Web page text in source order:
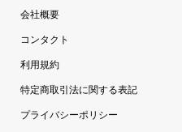
会社概要
コンタクト
利用規約
特定商取引法に関する表記
プライバシーポリシー